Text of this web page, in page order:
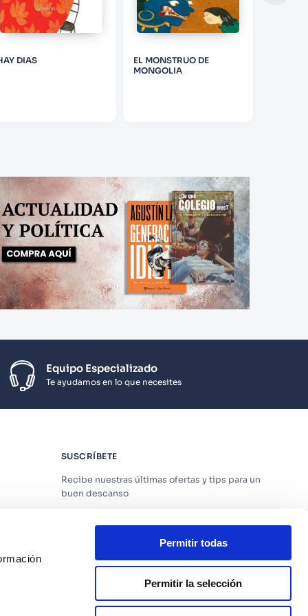
Permitir todas
Permitir la selección
DIAS
EL MONSTRUO DE
MONGOLIA
Equipo Especializado
Te ayudamos en lo que necesites
SUSCRÍBETE
Recibe nuestras últimas ofertas y tips para un
buen descanso
Acepto losTérminos y CondicionesyPolítica
SUSCRIBIRME